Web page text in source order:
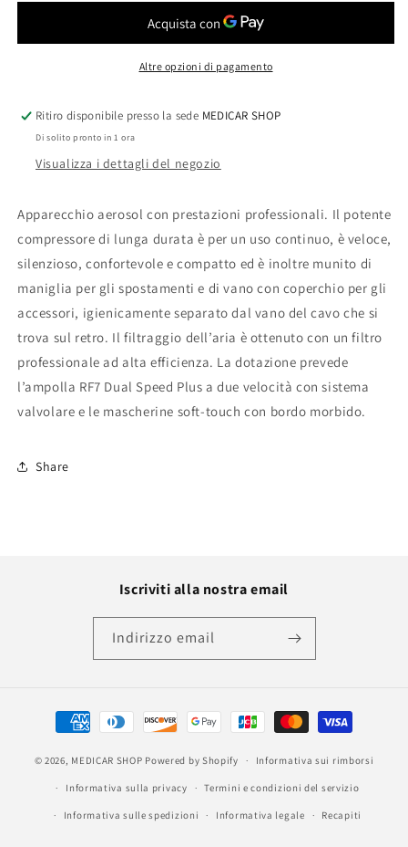
Altre opzioni di pagamento
Ritiro disponibile presso la sede MEDICAR SHOP
Di solito pronto in 1 ora
Visualizza i dettagli del negozio
Apparecchio aerosol con prestazioni professionali. Il potente
compressore di lunga durata è per un uso continuo, è veloce,
silenzioso, confortevole e compatto ed è inoltre munito di
maniglia per gli spostamenti e di vano con coperchio per gli
accessori, igienicamente separato dal vano del cavo che si
trova sul retro. Il filtraggio dell’aria è ottenuto con un filtro
professionale ad alta efficienza. La dotazione prevede
l’ampolla RF7 Dual Speed Plus a due velocità con sistema
valvolare e le mascherine soft-touch con bordo morbido.
Share
Iscriviti alla nostra email
Indirizzo email
Metodi
di
pagamento
© 2026, MEDICAR SHOP Powered by Shopify Informativa sui rimborsi
Informativa sulla privacy Termini e condizioni del servizio
Informativa sulle spedizioni Informativa legale Recapiti